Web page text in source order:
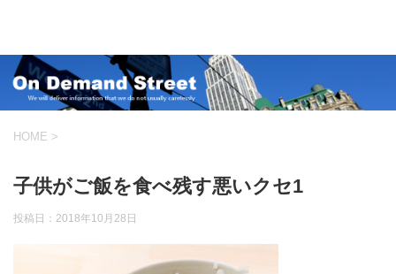
HOME >
子供がご飯を食べ残す悪いクセ1
投稿日： 2018年10月28日